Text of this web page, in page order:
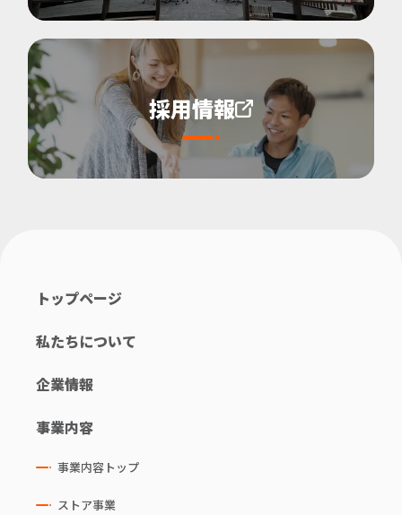
採用情報
トップページ
私たちについて
企業情報
事業内容
事業内容トップ
ストア事業